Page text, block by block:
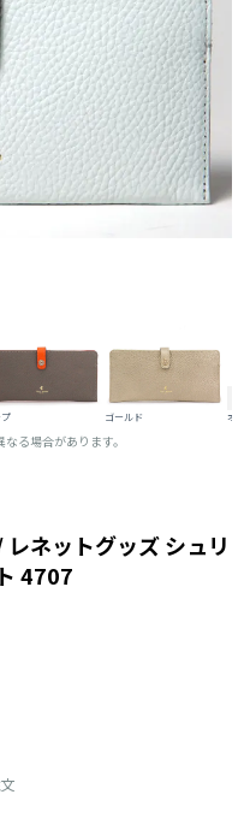
プ ゴールド オレ
る場合があります。
ネットグッズ シュリ
4707